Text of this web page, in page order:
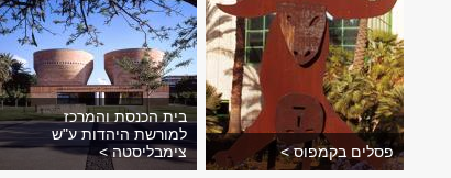
פסלים בקמפוס >
בית הכנסת והמרכז
למורשת היהדות ע"ש
צימבליסטה >